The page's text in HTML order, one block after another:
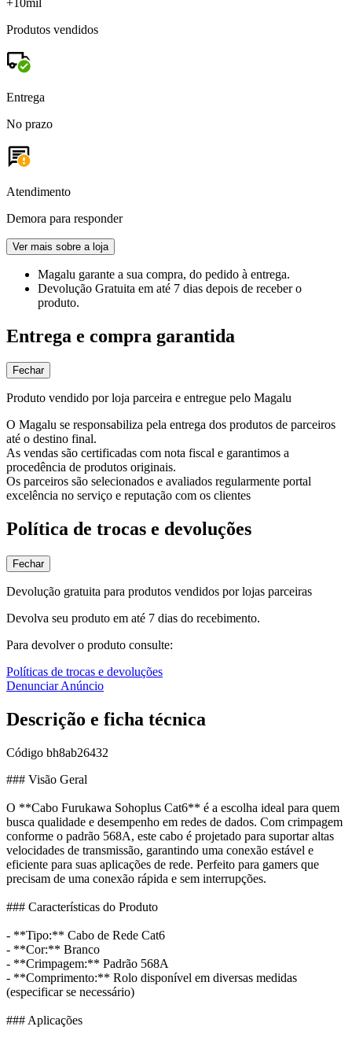
Produtos vendidos
Entrega
No prazo
Atendimento
Demora para responder
Ver mais sobre a loja
Magalu garante a sua compra, do pedido à entrega.
Devolução Gratuita em até 7 dias depois de receber o
produto.
Entrega e compra garantida
Fechar
Produto vendido por loja parceira e entregue pelo Magalu
O Magalu se responsabiliza pela entrega dos produtos de parceiros
até o destino final.
As vendas são certificadas com nota fiscal e garantimos a
procedência de produtos originais.
Os parceiros são selecionados e avaliados regularmente portal
excelência no serviço e reputação com os clientes
Política de trocas e devoluções
Fechar
Devolução gratuita para produtos vendidos por lojas parceiras
Devolva seu produto em até 7 dias do recebimento.
Para devolver o produto consulte:
Políticas de trocas e devoluções
Denunciar Anúncio
Descrição e ficha técnica
Código bh8ab26432
### Visão Geral
O **Cabo Furukawa Sohoplus Cat6** é a escolha ideal para quem
busca qualidade e desempenho em redes de dados. Com crimpagem
conforme o padrão 568A, este cabo é projetado para suportar altas
velocidades de transmissão, garantindo uma conexão estável e
eficiente para suas aplicações de rede. Perfeito para gamers que
precisam de uma conexão rápida e sem interrupções.
### Características do Produto
- **Tipo:** Cabo de Rede Cat6
- **Cor:** Branco
- **Crimpagem:** Padrão 568A
- **Comprimento:** Rolo disponível em diversas medidas
(especificar se necessário)
### Aplicações